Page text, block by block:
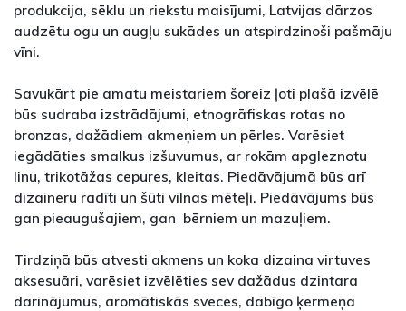
produkcija, sēklu un riekstu maisījumi, Latvijas dārzos
audzētu ogu un augļu sukādes un atspirdzinoši pašmāju
vīni.
Savukārt pie amatu meistariem šoreiz ļoti plašā izvēlē
būs sudraba izstrādājumi, etnogrāfiskas rotas no
bronzas, dažādiem akmeņiem un pērles. Varēsiet
iegādāties smalkus izšuvumus, ar rokām apgleznotu
linu, trikotāžas cepures, kleitas. Piedāvājumā būs arī
dizaineru radīti un šūti vilnas mēteļi. Piedāvājums būs
gan pieaugušajiem, gan bērniem un mazuļiem.
Tirdziņā būs atvesti akmens un koka dizaina virtuves
aksesuāri, varēsiet izvēlēties sev dažādus dzintara
darinājumus, aromātiskās sveces, dabīgo ķermeņa